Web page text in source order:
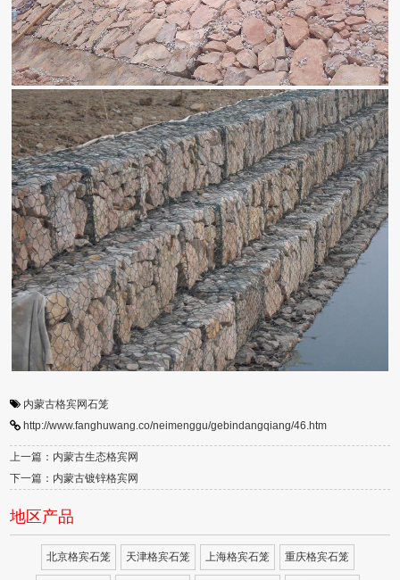
内蒙古格宾网石笼
http://www.fanghuwang.co/neimenggu/gebindangqiang/46.htm
上一篇：内蒙古生态格宾网
下一篇：内蒙古镀锌格宾网
地区产品
北京格宾石笼 天津格宾石笼 上海格宾石笼 重庆格宾石笼